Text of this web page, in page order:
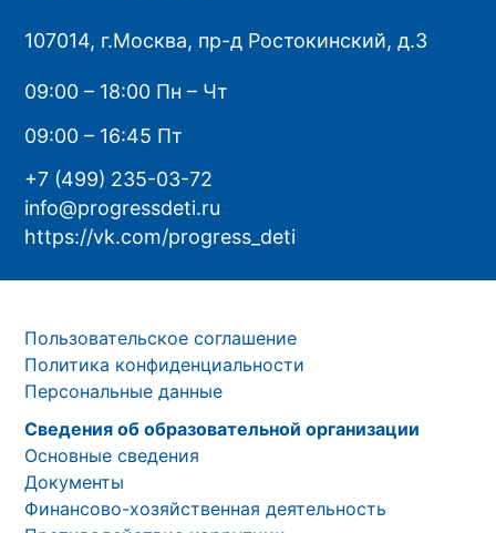
107014, г.Москва, пр-д Ростокинский, д.3
09:00 – 18:00 Пн – Чт
09:00 – 16:45 Пт
+7 (499) 235-03-72
info@progressdeti.ru
https://vk.com/progress_deti
Пользовательское соглашение
Политика конфиденциальности
Персональные данные
Сведения об образовательной организации
Основные сведения
Документы
Финансово-хозяйственная деятельность